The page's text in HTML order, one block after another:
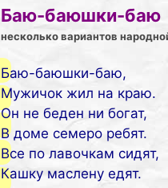
Баю-баюшки-баю
несколько вариантов
Баю-баюшки-баю,
Мужичок жил на краю.
Он не беден ни богат,
В доме семеро ребят.
Все по лавочкам сидят,
Кашку маслену едят.